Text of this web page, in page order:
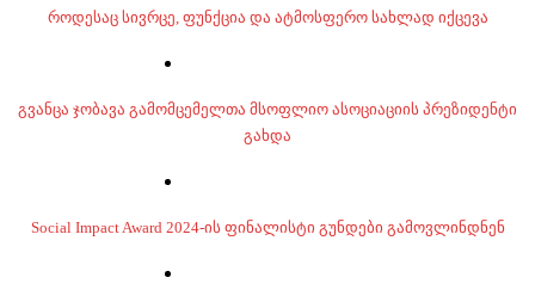
როდესაც სივრცე, ფუნქცია და ატმოსფერო სახლად იქცევა
გვანცა ჯობავა გამომცემელთა მსოფლიო ასოციაციის პრეზიდენტი
გახდა
Social Impact Award 2024-ის ფინალისტი გუნდები გამოვლინდნენ